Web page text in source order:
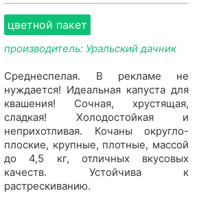
цветной пакет
производитель: Уральский дачник
Среднеспелая. В рекламе не
нуждается! Идеальная капуста для
квашения! Сочная, хрустящая,
сладкая! Холодостойкая и
неприхотливая. Кочаны округло-
плоские, крупные, плотные, массой
до 4,5 кг, отличных вкусовых
качеств. Устойчива к
растрескиванию.